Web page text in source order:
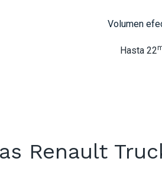
Volumen
Hasta 22
Renault